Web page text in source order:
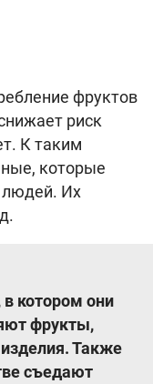
фруктов
риск
К таким
которые
людей. Их
в котором они
фрукты,
Также
съедают